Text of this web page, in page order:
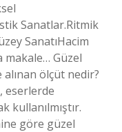
Sanatlar.Ritmik
SanatıHacim
makale… Güzel
alınan ölçüt nedir?
eserlerde
kullanılmıştır.
göre güzel